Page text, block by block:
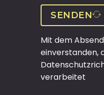
SENDEN
Mit dem
einverstanden,
verarbeitet